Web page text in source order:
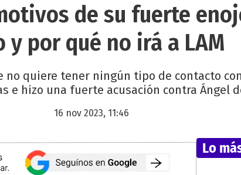
de su fuerte
y por qué no irá a LAM
no quiere tener ningún tipo de contacto
e hizo una fuerte acusación contra Ángel
16 nov 2023, 11:46
Lo